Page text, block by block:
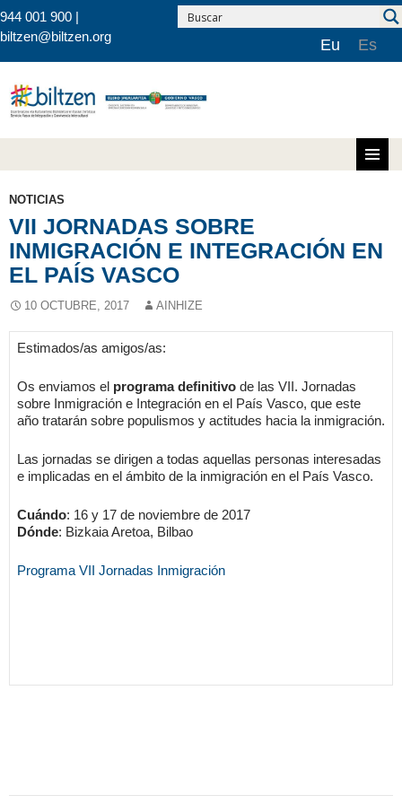
944 001 900 |
biltzen@biltzen.org
Eu Es
Saltar al contenido
NOTICIAS
VII JORNADAS SOBRE
INMIGRACIÓN E INTEGRACIÓN EN
EL PAÍS VASCO
10 OCTUBRE, 2017 AINHIZE
Estimados/as amigos/as:
Os enviamos el programa definitivo de las VII. Jornadas
sobre Inmigración e Integración en el País Vasco, que este
año tratarán sobre populismos y actitudes hacia la inmigración.
Las jornadas se dirigen a todas aquellas personas interesadas
e implicadas en el ámbito de la inmigración en el País Vasco.
Cuándo: 16 y 17 de noviembre de 2017
Dónde: Bizkaia Aretoa, Bilbao
Programa VII Jornadas Inmigración